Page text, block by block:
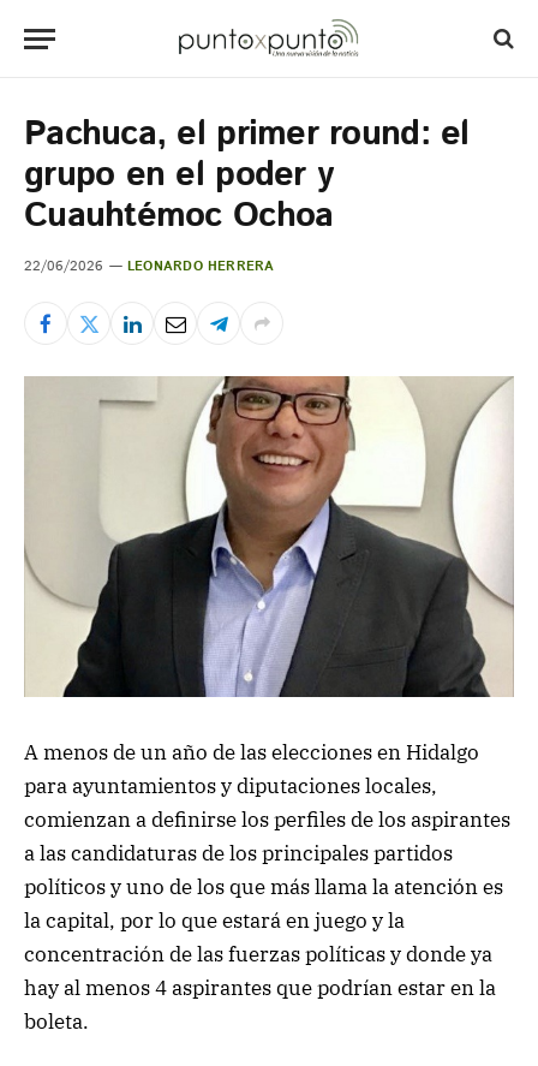
Pachuca, el primer round: el
grupo en el poder y
Cuauhtémoc Ochoa
22/06/2026 LEONARDO HERRERA
A menos de un año de las elecciones en Hidalgo
para ayuntamientos y diputaciones locales,
comienzan a definirse los perfiles de los aspirantes
a las candidaturas de los principales partidos
políticos y uno de los que más llama la atención es
la capital, por lo que estará en juego y la
concentración de las fuerzas políticas y donde ya
hay al menos 4 aspirantes que podrían estar en la
boleta.